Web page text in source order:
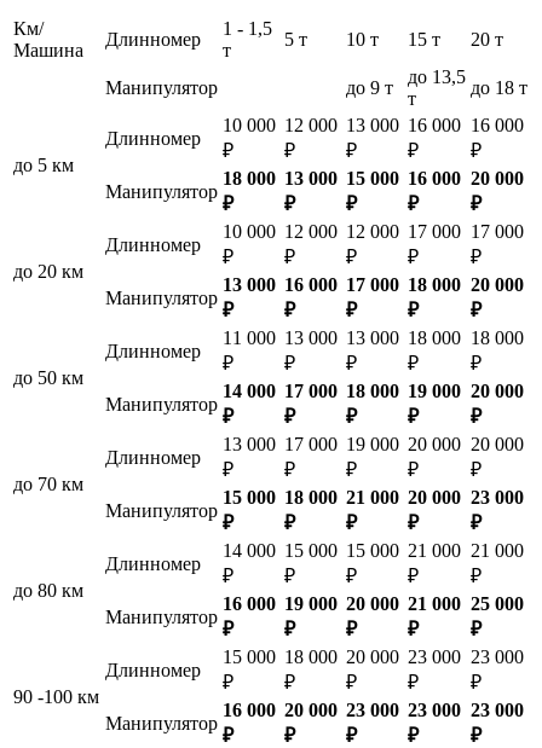
Км/
Машина
Длинномер
1 - 1,5
т
5 т 10 т 15 т 20 т
Манипулятор до 9 т
до 13,5
т
до 18 т
до 5 км
Длинномер
10 000
₽
12 000
₽
13 000
₽
16 000
₽
16 000
₽
Манипулятор
18 000
₽
13 000
₽
15 000
₽
16 000
₽
20 000
₽
до 20 км
Длинномер
10 000
₽
12 000
₽
12 000
₽
17 000
₽
17 000
₽
Манипулятор
13 000
₽
16 000
₽
17 000
₽
18 000
₽
20 000
₽
до 50 км
Длинномер
11 000
₽
13 000
₽
13 000
₽
18 000
₽
18 000
₽
Манипулятор
14 000
₽
17 000
₽
18 000
₽
19 000
₽
20 000
₽
до 70 км
Длинномер
13 000
₽
17 000
₽
19 000
₽
20 000
₽
20 000
₽
Манипулятор
15 000
₽
18 000
₽
21 000
₽
20 000
₽
23 000
₽
до 80 км
Длинномер
14 000
₽
15 000
₽
15 000
₽
21 000
₽
21 000
₽
Манипулятор
16 000
₽
19 000
₽
20 000
₽
21 000
₽
25 000
₽
90 -100 км
Длинномер
15 000
₽
18 000
₽
20 000
₽
23 000
₽
23 000
₽
Манипулятор
16 000
₽
20 000
₽
23 000
₽
23 000
₽
23 000
₽